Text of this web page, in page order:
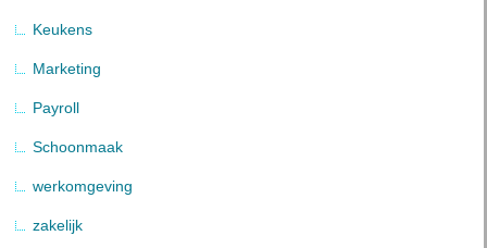
Keukens
Marketing
Payroll
Schoonmaak
werkomgeving
zakelijk